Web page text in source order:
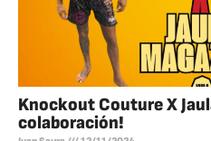
Knockout Couture X
colaboración!